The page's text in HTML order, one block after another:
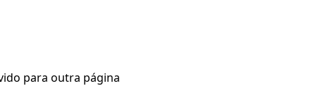
para outra página